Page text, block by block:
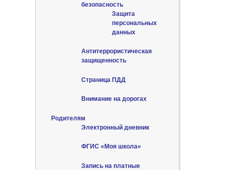
безопасность
Защита
персональных
данных
Антитеррористическая
защищенность
Страница ПДД
Внимание на дорогах
Родителям
Электронный дневник
ФГИС «Моя школа»
Запись на платные